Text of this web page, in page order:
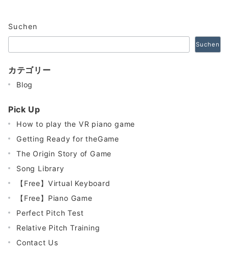
Suchen
Suchen
カテゴリー
Blog
Pick Up
How to play the VR piano game
Getting Ready for theGame
The Origin Story of Game
Song Library
【Free】Virtual Keyboard
【Free】Piano Game
Perfect Pitch Test
Relative Pitch Training
Contact Us